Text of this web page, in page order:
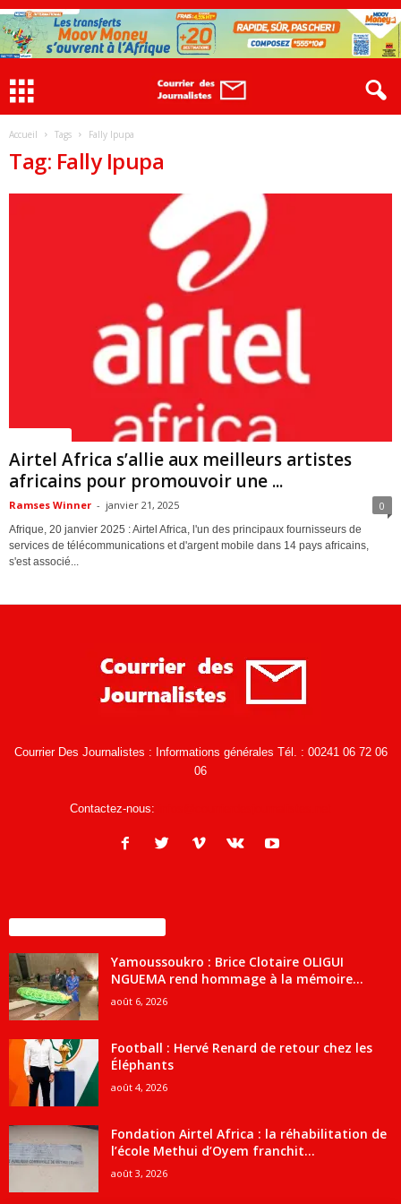
Accueil Tags Fally Ipupa
Tag: Fally Ipupa
Airtel Africa s’allie aux meilleurs artistes
africains pour promouvoir une ...
Ramses Winner - janvier 21, 2025 0
Afrique, 20 janvier 2025 : Airtel Africa, l'un des principaux fournisseurs de
services de télécommunications et d'argent mobile dans 14 pays africains,
s'est associé...
Courrier Des Journalistes : Informations générales Tél. : 00241 06 72 06
06
Contactez-nous:
Yamoussoukro : Brice Clotaire OLIGUI
NGUEMA rend hommage à la mémoire...
août 6, 2026
Football : Hervé Renard de retour chez les
Éléphants
août 4, 2026
Fondation Airtel Africa : la réhabilitation de
l’école Methui d’Oyem franchit...
août 3, 2026